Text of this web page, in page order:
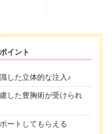
イント
した立体的な注入♪
した豊胸術が受けられ
ートしてもらえる